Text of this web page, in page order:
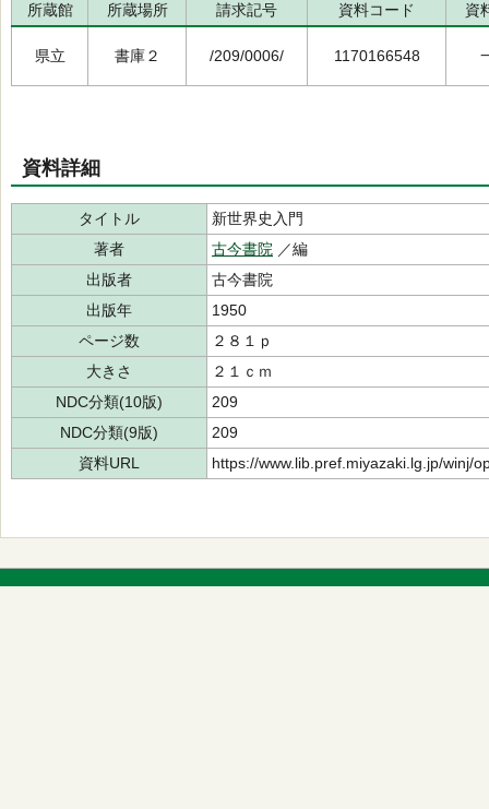
所蔵館 所蔵場所 請求記号 資料コード 資
県立 書庫２ /209/0006/ 1170166548
資料詳細
タイトル
新世界史入門
著者
古今書院 ／編
出版者
古今書院
出版年
1950
ページ数
２８１ｐ
大きさ
２１ｃｍ
NDC分類(10版)
209
NDC分類(9版)
209
資料URL
https://www.lib.pref.miyazaki.lg.jp/winj/